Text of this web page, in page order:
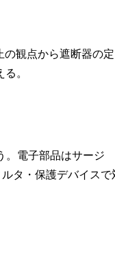
観点から遮断器の定
。
。電子部品はサージ
タ・保護デバイスで